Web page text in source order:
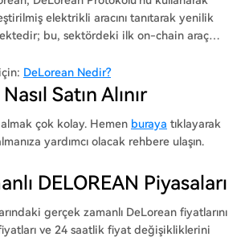
elektrikli aracını tanıtarak yenilik
bu, sektördeki ilk on-chain araç
daha önce hiç olmadığı gibi dijital olarak
yapılabileceği, doğrulanabileceği
ve şeffaf bir ekosistem sunmak için
DeLorean Nedir?
Satın Alınır
almak çok kolay. Hemen buraya tıklayarak
yardımcı olacak rehbere ulaşın.
DELOREAN Piyasaları
gerçek zamanlı DeLorean fiyatlarını
ve 24 saatlik fiyat değişikliklerini